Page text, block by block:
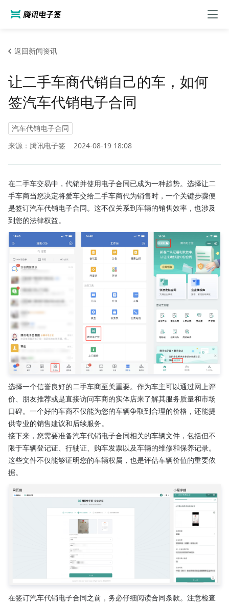
返回新闻资讯
让二手车商代销自己的车，如何
签汽车代销电子合同
汽车代销电子合同
来源：腾讯电子签
2024-08-19 18:08
在二手车交易中，代销并使用电子合同已成为一种趋势。选择让二
手车商当您决定将爱车交给二手车商代为销售时，一个关键步骤便
是签订汽车代销电子合同。这不仅关系到车辆的销售效率，也涉及
到您的法律权益。
选择一个信誉良好的二手车商至关重要。作为车主可以通过网上评
价、朋友推荐或是直接访问车商的实体店来了解其服务质量和市场
口碑。一个好的车商不仅能为您的车辆争取到合理的价格，还能提
供专业的销售建议和后续服务。
接下来，您需要准备汽车代销电子合同相关的车辆文件，包括但不
限于车辆登记证、行驶证、购车发票以及车辆的维修和保养记录。
这些文件不仅能够证明您的车辆权属，也是评估车辆价值的重要依
据。
在签订汽车代销电子合同之前，务必仔细阅读合同条款。注意检查